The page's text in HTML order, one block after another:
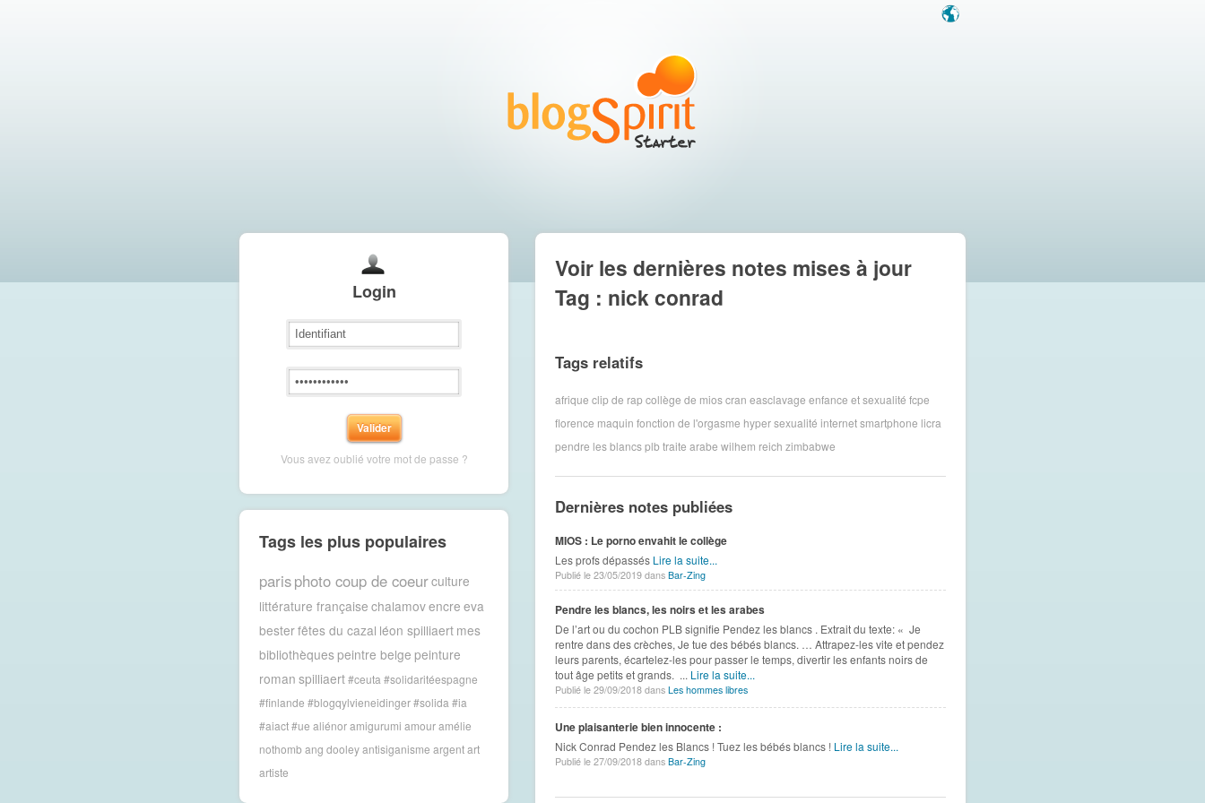
Login
Vous avez oublié votre mot de passe ?
Tags les plus populaires
parisphoto coup de coeurculture
littérature française chalamovencre eva
besterfêtes du cazal léon spilliaert mes
bibliothèquespeintre belge peinture
roman spilliaert #ceuta #solidaritéespagne
#finlande #blogqylvieneidinger #solida #ia
#aiact #ue aliénor amigurumi amour amélie
nothomb ang dooley antisiganisme argent art
artiste
Voir les dernières notes mises à jour
Tag : nick conrad
Tags relatifs
afrique clip de rap collège de mios cran easclavage enfance et sexualité fcpe
florence maquin fonction de l'orgasme hyper sexualité internet smartphone licra
pendre les blancs plb traite arabe wilhem reich zimbabwe
Dernières notes publiées
MIOS : Le porno envahit le collège
Les profs dépassés Lire la suite...
Publié le 23/05/2019 dans Bar-Zing
Pendre les blancs, les noirs et les arabes
De l’art ou du cochon PLB signifie Pendez les blancs . Extrait du texte: « Je
rentre dans des crèches, Je tue des bébés blancs. … Attrapez-les vite et pendez
leurs parents, écartelez-les pour passer le temps, divertir les enfants noirs de
tout âge petits et grands. ... Lire la suite...
Publié le 29/09/2018 dans Les hommes libres
Une plaisanterie bien innocente :
Nick Conrad Pendez les Blancs ! Tuez les bébés blancs ! Lire la suite...
Publié le 27/09/2018 dans Bar-Zing